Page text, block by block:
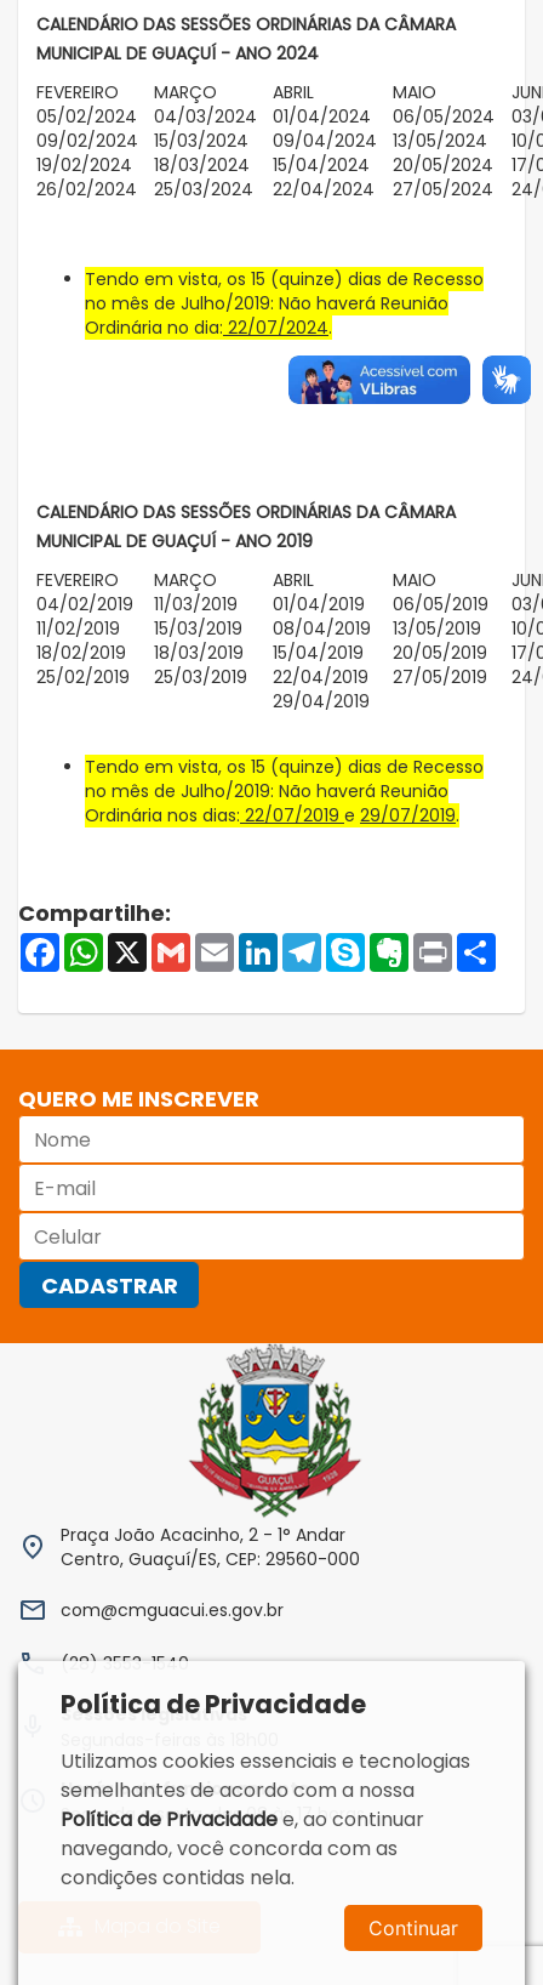
CALENDÁRIO DAS SESSÕES ORDINÁRIAS DA CÂMARA
MUNICIPAL DE GUAÇUÍ - ANO 2024
FEVEREIRO
MARÇO ABRIL MAIO
05/02/2024
04/03/2024 01/04/2024 06/05/2024
09/02/2024
15/03/2024 09/04/2024 13/05/2024
10/
19/02/2024
18/03/2024 15/04/2024 20/05/2024
17/
26/02/2024
25/03/2024 22/04/2024 27/05/2024
Tendo em vista, os 15 (quinze) dias de Recesso
no mês de Julho/2019: Não haverá Reunião
Ordinária no dia: 22/07/2024.
CALENDÁRIO DAS SESSÕES ORDINÁRIAS DA CÂMARA
MUNICIPAL DE GUAÇUÍ - ANO 2019
FEVEREIRO
MARÇO ABRIL MAIO
04/02/2019
11/03/2019 01/04/2019 06/05/2019
03/
11/02/2019
15/03/2019 08/04/2019 13/05/2019
10/
18/02/2019
18/03/2019 15/04/2019 20/05/2019
17/
25/02/2019
25/03/2019 22/04/2019 27/05/2019
24/
29/04/2019
Tendo em vista, os 15 (quinze) dias de Recesso
no mês de Julho/2019: Não haverá Reunião
Ordinária nos dias: 22/07/2019 e 29/07/2019.
Compartilhe:
FacebookWhatsApp
X GmailEmail LinkedInTelegram
SkypeEvernote
Print
QUERO ME INSCREVER
Praça João Acacinho, 2 - 1° Andar
Centro, Guaçuí/ES, CEP: 29560-000
com@cmguacui.es.gov.br
(28) 3553-1540
Sessões legislativas
Horário de funcionamento
Segunda a sexta, das 08 às 17 horas
Política de Privacidade
Utilizamos cookies essenciais e tecnologias
semelhantes de acordo com a nossa
Política de Privacidadee, ao continuar
navegando, você concorda com as
condições contidas nela.
Continuar